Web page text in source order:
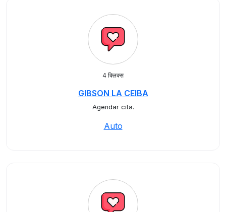
4 क्लिक्स
GIBSON LA CEIBA
Agendar cita.
Auto